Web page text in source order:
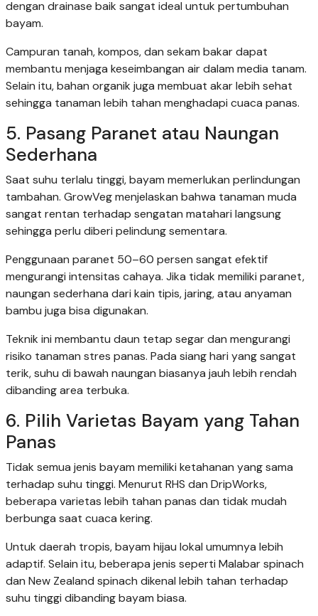
dengan drainase baik sangat ideal untuk pertumbuhan
bayam.
Campuran tanah, kompos, dan sekam bakar dapat
membantu menjaga keseimbangan air dalam media tanam.
Selain itu, bahan organik juga membuat akar lebih sehat
sehingga tanaman lebih tahan menghadapi cuaca panas.
5. Pasang Paranet atau Naungan
Sederhana
Saat suhu terlalu tinggi, bayam memerlukan perlindungan
tambahan. GrowVeg menjelaskan bahwa tanaman muda
sangat rentan terhadap sengatan matahari langsung
sehingga perlu diberi pelindung sementara.
Penggunaan paranet 50–60 persen sangat efektif
mengurangi intensitas cahaya. Jika tidak memiliki paranet,
naungan sederhana dari kain tipis, jaring, atau anyaman
bambu juga bisa digunakan.
Teknik ini membantu daun tetap segar dan mengurangi
risiko tanaman stres panas. Pada siang hari yang sangat
terik, suhu di bawah naungan biasanya jauh lebih rendah
dibanding area terbuka.
6. Pilih Varietas Bayam yang Tahan
Panas
Tidak semua jenis bayam memiliki ketahanan yang sama
terhadap suhu tinggi. Menurut RHS dan DripWorks,
beberapa varietas lebih tahan panas dan tidak mudah
berbunga saat cuaca kering.
Untuk daerah tropis, bayam hijau lokal umumnya lebih
adaptif. Selain itu, beberapa jenis seperti Malabar spinach
dan New Zealand spinach dikenal lebih tahan terhadap
suhu tinggi dibanding bayam biasa.